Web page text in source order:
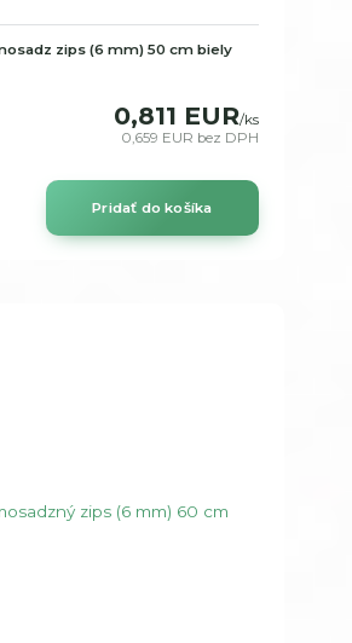
zips (6 mm) 50 cm biely
0,811 EUR/ks
0,659 EUR bez DPH
Pridať do košíka